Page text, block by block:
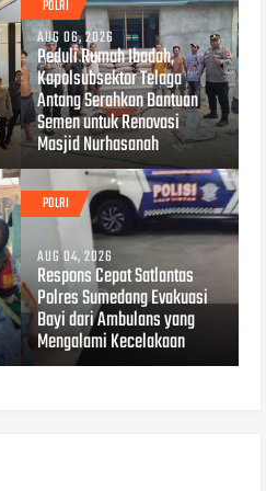
POLRI
AUG 06, 2026
Peduli Rumah Ibadah,
Kapolsubsektor Telaga
Antang Serahkan Bantuan
Semen untuk Renovasi
Masjid Nurhasanah
POLRI
AUG 04, 2026
Respons Cepat Satlantas
Polres Sumedang Evakuasi
Bayi dari Ambulans yang
Mengalami Kecelakaan